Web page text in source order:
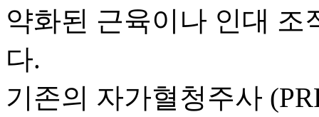
약화된 근육이나 인대
다.
기존의 자가혈청주사